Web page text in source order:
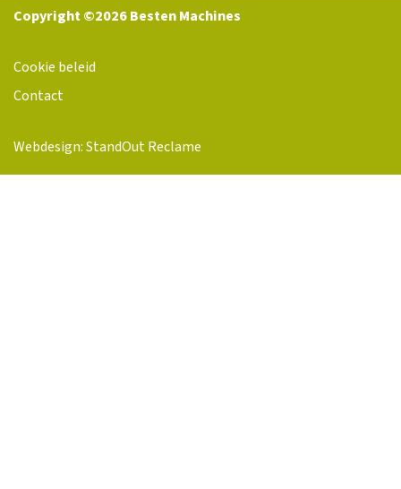
Copyright ©2026 Besten Machines
Cookie beleid
Contact
Webdesign: StandOut Reclame